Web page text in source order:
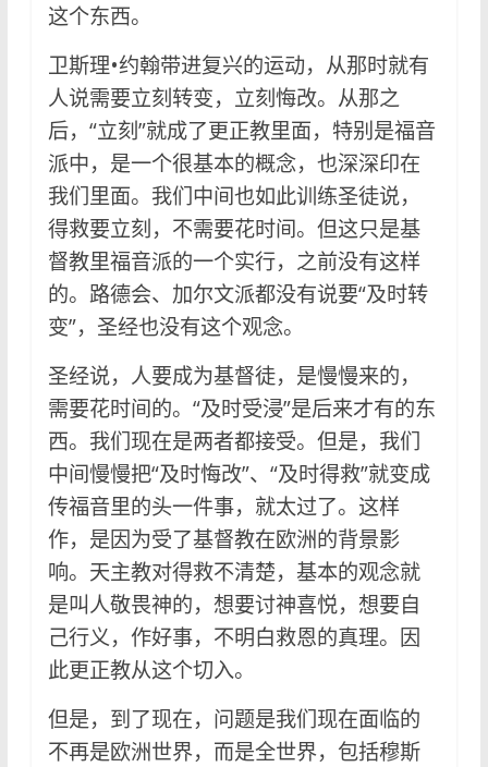
这个东西。
卫斯理•约翰带进复兴的运动，从那时就有
人说需要立刻转变，立刻悔改。从那之
后，“立刻”就成了更正教里面，特别是福音
派中，是一个很基本的概念，也深深印在
我们里面。我们中间也如此训练圣徒说，
得救要立刻，不需要花时间。但这只是基
督教里福音派的一个实行，之前没有这样
的。路德会、加尔文派都没有说要“及时转
变”，圣经也没有这个观念。
圣经说，人要成为基督徒，是慢慢来的，
需要花时间的。“及时受浸”是后来才有的东
西。我们现在是两者都接受。但是，我们
中间慢慢把“及时悔改”、“及时得救”就变成
传福音里的头一件事，就太过了。这样
作，是因为受了基督教在欧洲的背景影
响。天主教对得救不清楚，基本的观念就
是叫人敬畏神的，想要讨神喜悦，想要自
己行义，作好事，不明白救恩的真理。因
此更正教从这个切入。
但是，到了现在，问题是我们现在面临的
不再是欧洲世界，而是全世界，包括穆斯